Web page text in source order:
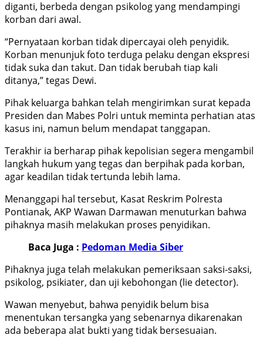
diganti, berbeda dengan psikolog yang mendampingi
korban dari awal.
“Pernyataan korban tidak dipercayai oleh penyidik.
Korban menunjuk foto terduga pelaku dengan ekspresi
tidak suka dan takut. Dan tidak berubah tiap kali
ditanya,” tegas Dewi.
Pihak keluarga bahkan telah mengirimkan surat kepada
Presiden dan Mabes Polri untuk meminta perhatian atas
kasus ini, namun belum mendapat tanggapan.
Terakhir ia berharap pihak kepolisian segera mengambil
langkah hukum yang tegas dan berpihak pada korban,
agar keadilan tidak tertunda lebih lama.
Menanggapi hal tersebut, Kasat Reskrim Polresta
Pontianak, AKP Wawan Darmawan menuturkan bahwa
pihaknya masih melakukan proses penyidikan.
Baca Juga : Pedoman Media Siber
Pihaknya juga telah melakukan pemeriksaan saksi-saksi,
psikolog, psikiater, dan uji kebohongan (lie detector).
Wawan menyebut, bahwa penyidik belum bisa
menentukan tersangka yang sebenarnya dikarenakan
ada beberapa alat bukti yang tidak bersesuaian.